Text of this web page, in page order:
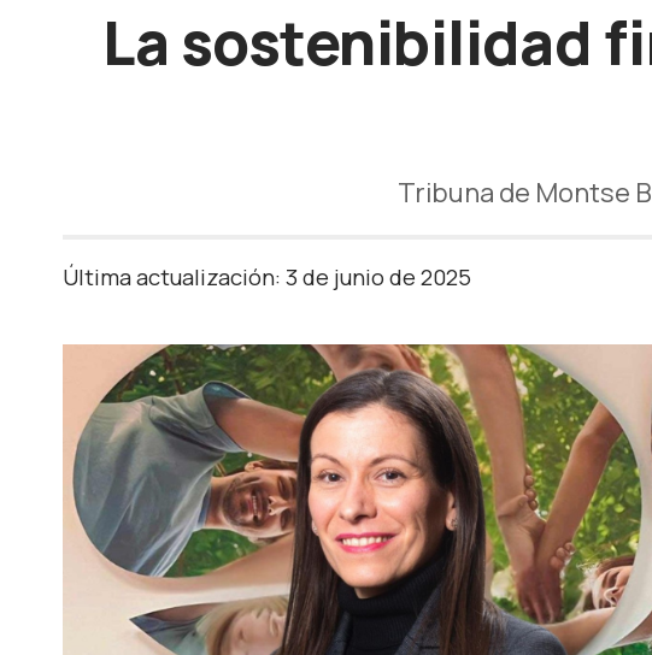
La sostenibilidad
Tribuna de Montse
Última actualización: 3 de junio de 2025